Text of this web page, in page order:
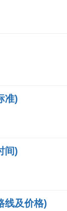
准)
间)
线及价格)